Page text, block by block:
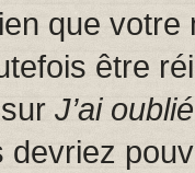
que
être
J’ai
devriez